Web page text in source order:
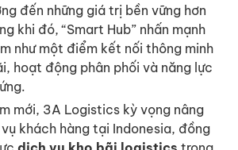
đến những giá trị bền vững hơn
khi đó, “Smart Hub” nhấn mạnh
như một điểm kết nối thông minh
hoạt động phân phối và năng lực
mới, 3A Logistics kỳ vọng nâng
khách hàng tại Indonesia, đồng